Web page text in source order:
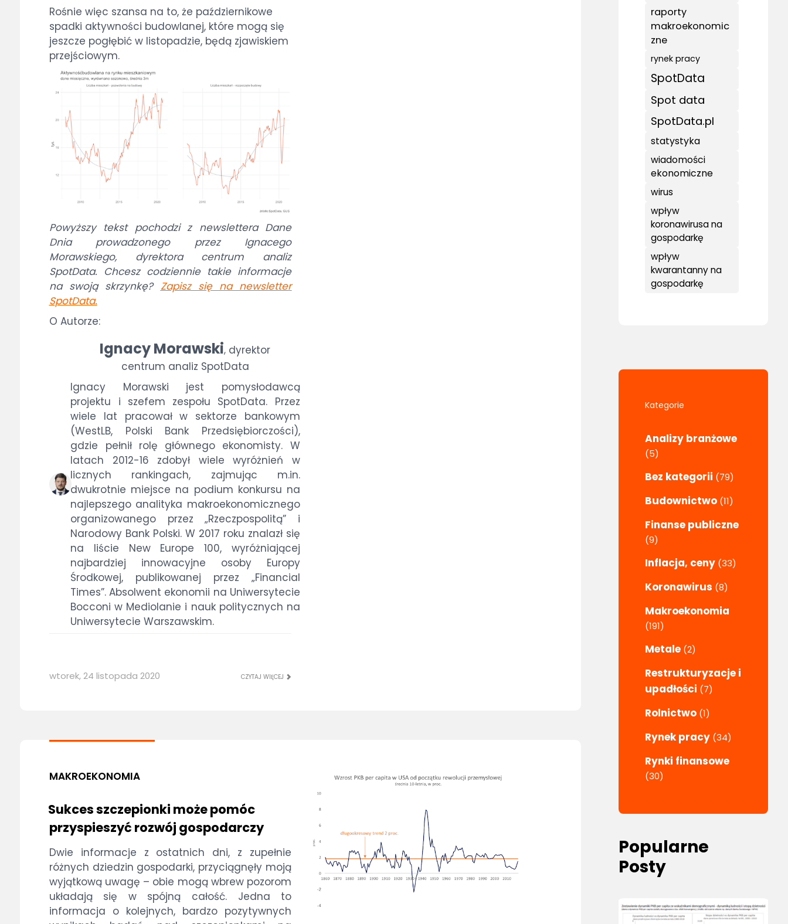
Rośnie więc szansa na to, że październikowe
spadki aktywności budowlanej, które mogą się
jeszcze pogłębić w listopadzie, będą zjawiskiem
przejściowym.
Powyższy tekst pochodzi z newslettera Dane
Dnia prowadzonego przez Ignacego
Morawskiego, dyrektora centrum analiz
SpotData. Chcesz codziennie takie informacje
na swoją skrzynkę? Zapisz się na newsletter
SpotData.
O Autorze:
Ignacy Morawski, dyrektor
centrum analiz SpotData
Ignacy Morawski jest pomysłodawcą
projektu i szefem zespołu SpotData. Przez
wiele lat pracował w sektorze bankowym
(WestLB, Polski Bank Przedsiębiorczości),
gdzie pełnił rolę głównego ekonomisty. W
latach 2012-16 zdobył wiele wyróżnień w
licznych rankingach, zajmując m.in.
dwukrotnie miejsce na podium konkursu na
najlepszego analityka makroekonomicznego
organizowanego przez „Rzeczpospolitą” i
Narodowy Bank Polski. W 2017 roku znalazł się
na liście New Europe 100, wyróżniającej
najbardziej innowacyjne osoby Europy
Środkowej, publikowanej przez „Financial
Times”. Absolwent ekonomii na Uniwersytecie
Bocconi w Mediolanie i nauk politycznych na
Uniwersytecie Warszawskim.
wtorek, 24 listopada 2020 CZYTAJ WIĘCEJ
MAKROEKONOMIA
Sukces szczepionki może pomóc
przyspieszyć rozwój gospodarczy
Dwie informacje z ostatnich dni, z zupełnie
różnych dziedzin gospodarki, przyciągnęły moją
wyjątkową uwagę – obie mogą wbrew pozorom
układają się w spójną całość. Jedna to
informacja o kolejnych, bardzo pozytywnych
raporty
makroekonomic
zne
rynek pracy
SpotData
Spot data
SpotData.pl
statystyka
wiadomości
ekonomiczne
wirus
wpływ
koronawirusa na
gospodarkę
wpływ
kwarantanny na
gospodarkę
Kategorie
Analizy branżowe
(5)
Bez kategorii (79)
Budownictwo (11)
Finanse publiczne
(9)
Inflacja, ceny (33)
Koronawirus (8)
Makroekonomia
(191)
Metale (2)
Restrukturyzacje i
upadłości (7)
Rolnictwo (1)
Rynek pracy (34)
Rynki finansowe
(30)
Popularne
Posty